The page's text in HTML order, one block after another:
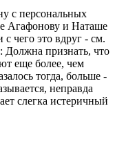
с персональных
Агафонову и Наташе
чего это вдруг - см.
Должна признать, что
еще более, чем
тогда, больше -
неправда
слегка истеричный